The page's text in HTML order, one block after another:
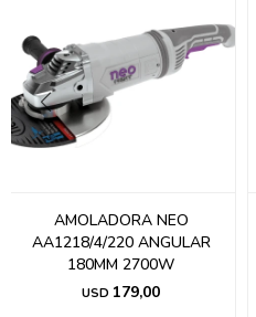
AMOLADORA NEO
AA1218/4/220 ANGULAR
180MM 2700W
USD 179,00